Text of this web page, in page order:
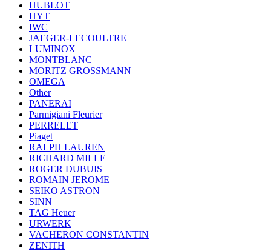
HUBLOT
HYT
IWC
JAEGER-LECOULTRE
LUMINOX
MONTBLANC
MORITZ GROSSMANN
OMEGA
Other
PANERAI
Parmigiani Fleurier
PERRELET
Piaget
RALPH LAUREN
RICHARD MILLE
ROGER DUBUIS
ROMAIN JEROME
SEIKO ASTRON
SINN
TAG Heuer
URWERK
VACHERON CONSTANTIN
ZENITH